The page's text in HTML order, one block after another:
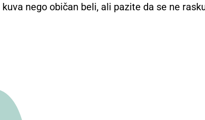
nego običan beli, ali pazite da se ne